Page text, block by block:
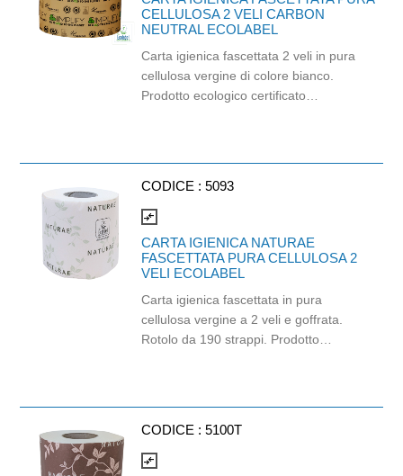
CELLULOSA 2 VELI CARBON
NEUTRAL ECOLABEL
Carta igienica fascettata 2 veli in pura
cellulosa vergine di colore bianco.
Prodotto ecologico certificato
protezione della foresta amazzonica.
Balla da 96 pezzi. Strappi: 165.
Lunghezza strappo: 11cm.
CODICE : 5093
compare_arrows
CARTA IGIENICA NATURAE
FASCETTATA PURA CELLULOSA 2
VELI ECOLABEL
Carta igienica fascettata in pura
cellulosa vergine a 2 veli e goffrata.
Rotolo da 190 strappi. Prodotto
CODICE : 5100T
compare_arrows